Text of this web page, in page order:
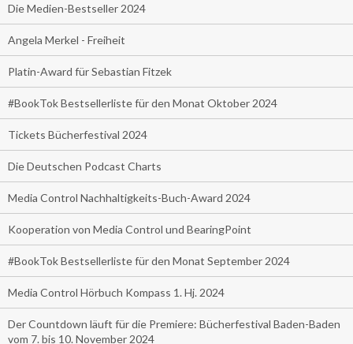
Die Medien-Bestseller 2024
Angela Merkel - Freiheit
Platin-Award für Sebastian Fitzek
#BookTok Bestsellerliste für den Monat Oktober 2024
Tickets Bücherfestival 2024
Die Deutschen Podcast Charts
Media Control Nachhaltigkeits-Buch-Award 2024
Kooperation von Media Control und BearingPoint
#BookTok Bestsellerliste für den Monat September 2024
Media Control Hörbuch Kompass 1. Hj. 2024
Der Countdown läuft für die Premiere: Bücherfestival Baden-Baden
vom 7. bis 10. November 2024